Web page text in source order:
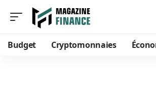
Budget Cryptomonnaies